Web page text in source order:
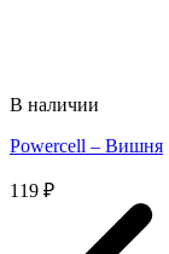
В наличии
Powercell – Вишня
119 ₽